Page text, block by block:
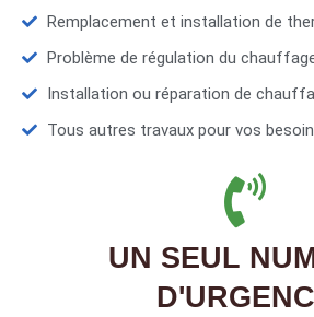
Remplacement et installation de
Problème de régulation du
Installation ou réparation de
Tous autres travaux pour vos
UN SEUL